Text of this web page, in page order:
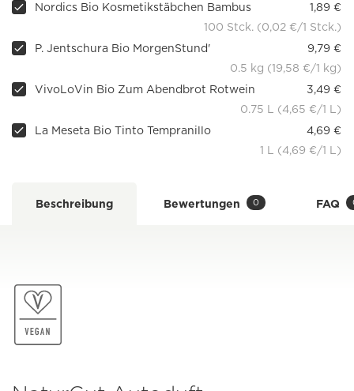
Nordics Bio Kosmetikstäbchen Bambus
1,89 €
100 Stck. (0,02 €/1 Stck.)
P. Jentschura Bio MorgenStund'
9,79 €
0.5 kg (19,58 €/1 kg)
VivoLoVin Bio Zum Abendbrot Rotwein
3,49 €
0.75 L (4,65 €/1 L)
La Meseta Bio Tinto Tempranillo
4,69 €
1 L (4,69 €/1 L)
Beschreibung Bewertungen 0 FAQ